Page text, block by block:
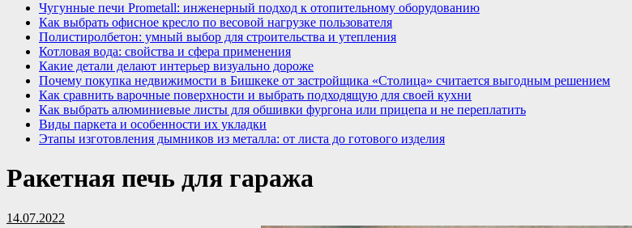
Чугунные печи Prometall: инженерный подход к отопительному оборудованию
Как выбрать офисное кресло по весовой нагрузке пользователя
Полистиролбетон: умный выбор для строительства и утепления
Котловая вода: свойства и сфера применения
Какие детали делают интерьер визуально дороже
Почему покупка недвижимости в Бишкеке от застройщика «Столица» считается выгодным решением
Как сравнить варочные поверхности и выбрать подходящую для своей кухни
Как выбрать алюминиевые листы для обшивки фургона или прицепа и не переплатить
Виды паркета и особенности их укладки
Этапы изготовления дымников из металла: от листа до готового изделия
Ракетная печь для гаража
14.07.2022